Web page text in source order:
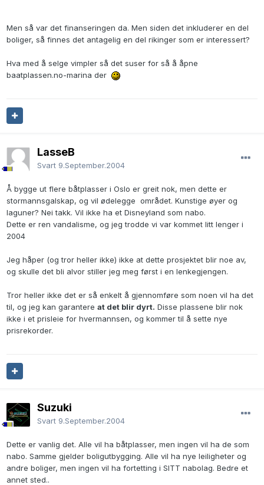
Men så var det finanseringen da. Men siden det inkluderer en del
boliger, så finnes det antagelig en del rikinger som er interessert?
Hva med å selge vimpler så det suser for så å åpne
baatplassen.no-marina der
LasseB
Svart 9.September.2004
Å bygge ut flere båtplasser i Oslo er greit nok, men dette er
stormannsgalskap, og vil ødelegge området. Kunstige øyer og
laguner? Nei takk. Vil ikke ha et Disneyland som nabo.
Dette er ren vandalisme, og jeg trodde vi var kommet litt lenger i
2004
Jeg håper (og tror heller ikke) ikke at dette prosjektet blir noe av,
og skulle det bli alvor stiller jeg meg først i en lenkegjengen.
Tror heller ikke det er så enkelt å gjennomføre som noen vil ha det
til, og jeg kan garantere at det blir dyrt. Disse plassene blir nok
ikke i et prisleie for hvermannsen, og kommer til å sette nye
prisrekorder.
Suzuki
Svart 9.September.2004
Dette er vanlig det. Alle vil ha båtplasser, men ingen vil ha de som
nabo. Samme gjelder boligutbygging. Alle vil ha nye leiligheter og
andre boliger, men ingen vil ha fortetting i SITT nabolag. Bedre et
annet sted..